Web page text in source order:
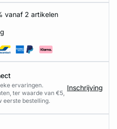
vanaf 2 artikelen
ervaringen.
ter waarde van €5,
eerste bestelling.
Inschrijving